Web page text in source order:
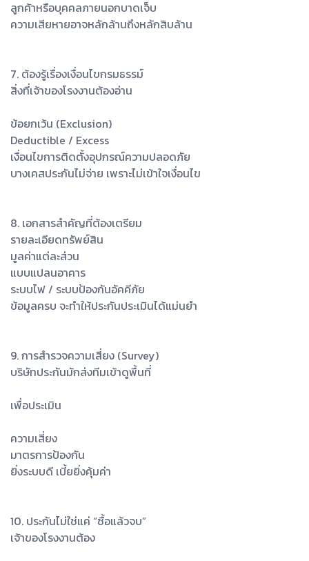
ลูกค้าหรือบุคคลภายนอกบาดเจ็บ
ความเสียหายอาจหลักล้านถึงหลักสิบล้าน
7. ต้องรู้เรื่องเงื่อนไขกรมธรรม์
สิ่งที่เจ้าของโรงงานต้องอ่าน
ข้อยกเว้น (Exclusion)
Deductible / Excess
เงื่อนไขการติดตั้งอุปกรณ์ความปลอดภัย
บางเคสประกันไม่จ่าย เพราะไม่เข้าใจเงื่อนไข
8. เอกสารสำคัญที่ต้องเตรียม
รายละเอียดทรัพย์สิน
มูลค่าแต่ละส่วน
แบบแปลนอาคาร
ระบบไฟ / ระบบป้องกันอัคคีภัย
ข้อมูลครบ จะทำให้ประกันประเมินได้แม่นยำ
9. การสำรวจความเสี่ยง (Survey)
บริษัทประกันมักส่งทีมเข้าดูพื้นที่
เพื่อประเมิน
ความเสี่ยง
มาตรการป้องกัน
ยิ่งระบบดี เบี้ยยิ่งคุ้มค่า
10. ประกันไม่ใช่แค่ “ซื้อแล้วจบ”
เจ้าของโรงงานต้อง